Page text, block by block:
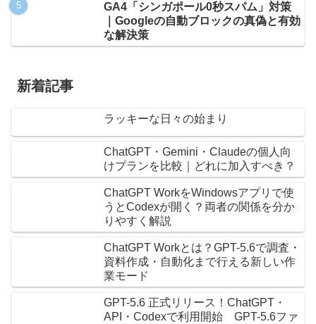
GA4「シンガポール0秒スパム」対策
｜Googleの自動ブロックの真偽と有効
な解決策
新着記事
ラッキーな日々の始まり
ChatGPT・Gemini・Claudeの個人向
けプランを比較｜どれに加入すべき？
ChatGPT WorkをWindowsアプリで使
うとCodexが開く？両者の関係を分か
りやすく解説
ChatGPT Workとは？GPT-5.6で調査・
資料作成・自動化まで行える新しい作
業モード
GPT-5.6 正式リリース！ChatGPT・
API・Codexで利用開始 GPT-5.6ファ